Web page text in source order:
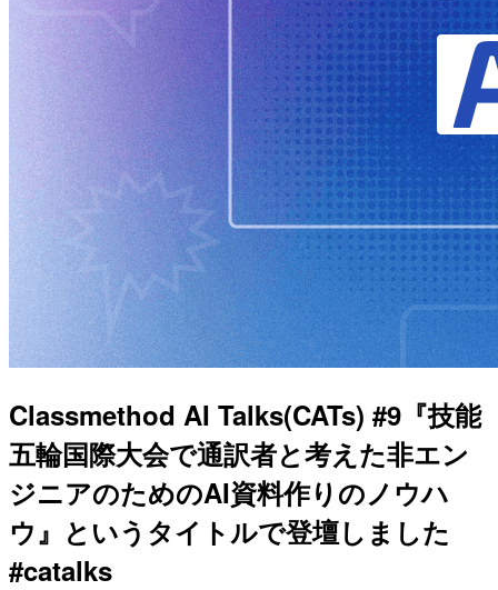
Classmethod AI Talks(CATs) #9『技能
五輪国際大会で通訳者と考えた非エン
ジニアのためのAI資料作りのノウハ
ウ』というタイトルで登壇しました
#catalks